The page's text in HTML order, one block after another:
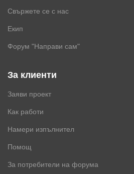
Свържете се с нас
Екип
Форум "Направи сам"
За клиенти
Заяви проект
Как работи
Намери изпълнител
Помощ
За потребители на форума